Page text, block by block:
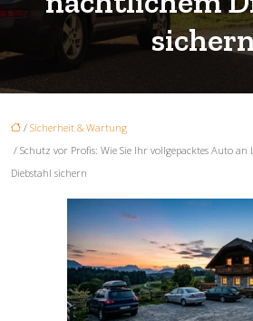
/ Sicherheit & Wartung
/ Schutz vor Profis: Wie Sie Ihr vollgepacktes Auto
Diebstahl sichern